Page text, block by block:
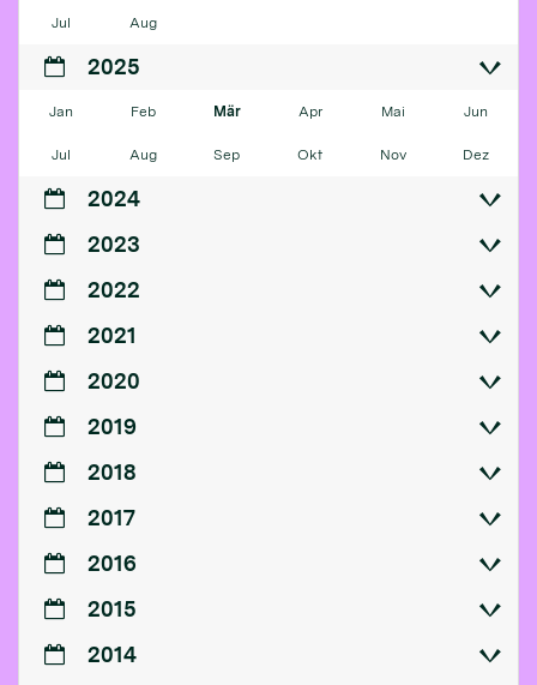
Jul Aug
2025
Jan Feb Mär Apr Mai Jun
Jul Aug Sep Okt Nov Dez
2024
2023
2022
2021
2020
2019
2018
2017
2016
2015
2014